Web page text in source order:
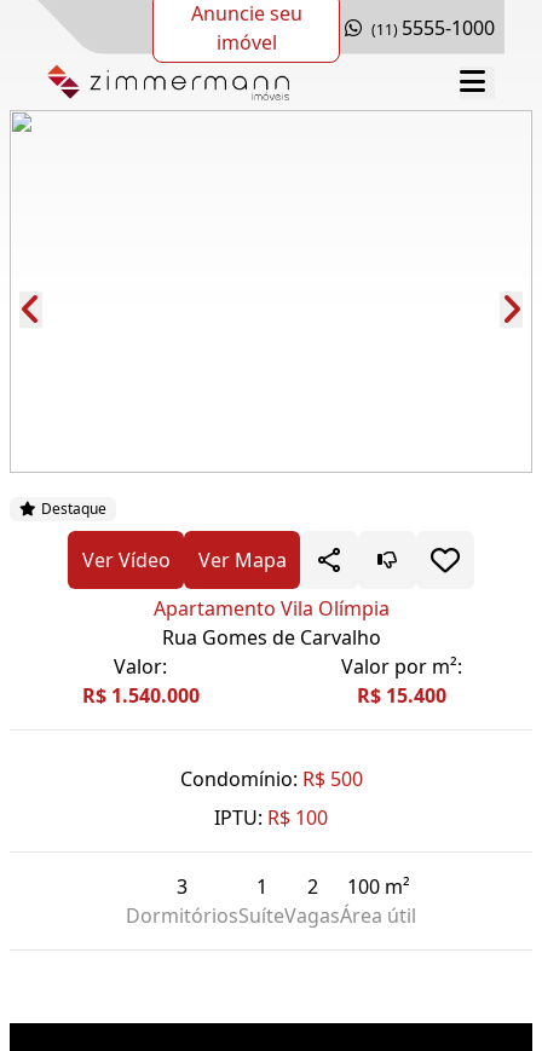
Anuncie seu
imóvel
(11) 5555-1000
Destaque
Ver Vídeo
Ver Mapa
Apartamento Vila Olímpia
Rua Gomes de Carvalho
Valor:
R$ 1.540.000
Valor por m²:
R$ 15.400
Condomínio: R$ 500
IPTU: R$ 100
3
Dormitórios
1
Suíte
2
Vagas
100 m²
Área útil